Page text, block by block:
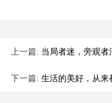
上一篇: 当局者迷，旁观者清
下一篇: 生活的美好，从来都不